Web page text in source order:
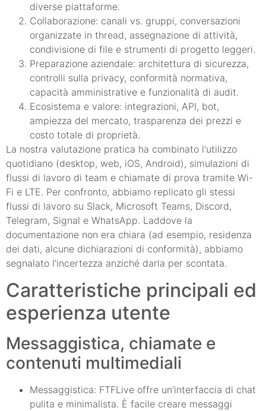
diverse piattaforme.
Collaborazione: canali vs. gruppi, conversazioni
organizzate in thread, assegnazione di attività,
condivisione di file e strumenti di progetto leggeri.
Preparazione aziendale: architettura di sicurezza,
controlli sulla privacy, conformità normativa,
capacità amministrative e funzionalità di audit.
Ecosistema e valore: integrazioni, API, bot,
ampiezza del mercato, trasparenza dei prezzi e
costo totale di proprietà.
La nostra valutazione pratica ha combinato l'utilizzo
quotidiano (desktop, web, iOS, Android), simulazioni di
flussi di lavoro di team e chiamate di prova tramite Wi-
Fi e LTE. Per confronto, abbiamo replicato gli stessi
flussi di lavoro su Slack, Microsoft Teams, Discord,
Telegram, Signal e WhatsApp. Laddove la
documentazione non era chiara (ad esempio, residenza
dei dati, alcune dichiarazioni di conformità), abbiamo
segnalato l'incertezza anziché darla per scontata.
Caratteristiche principali ed
esperienza utente
Messaggistica, chiamate e
contenuti multimediali
Messaggistica: FTFLive offre un'interfaccia di chat
pulita e minimalista. È facile creare messaggi